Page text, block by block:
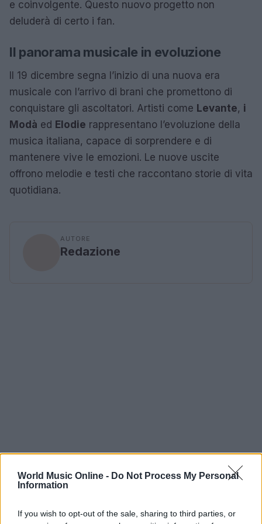
World Music Online - Do Not Process My Personal
Information
If you wish to opt-out of the sale, sharing to third parties, or
e coinvolgente. Questo nuovo progetto non
deluderà di certo i fan.
Il panorama musicale in evoluzione
Il 19 dicembre segna l’inizio di una nuova era
musicale con l’arrivo di brani che promettono di
conquistare gli ascoltatori. Artisti come Levante, i
Modà ed Elodie rappresentano l’evoluzione della
musica italiana, capace di sorprendere e di
mantenere vive le emozioni. Le nuove uscite
offrono melodie e testi che raccontano storie di vita
quotidiana.
AUTORE
Redazione